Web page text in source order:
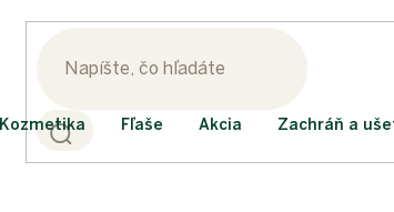
Kozmetika Fľaše Akcia Zachráň a